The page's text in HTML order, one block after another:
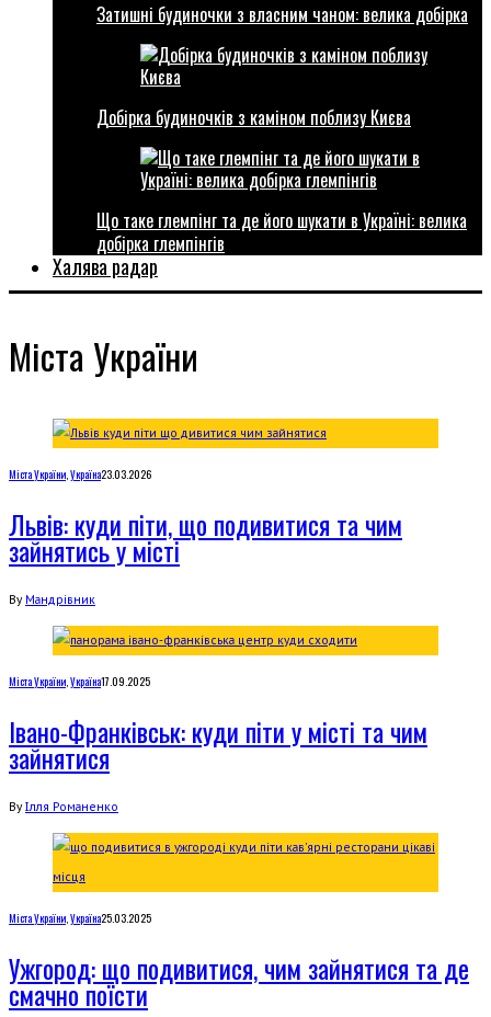
Затишні будиночки з власним чаном: велика добірка
Добірка будиночків з каміном поблизу Києва
Що таке глемпінг та де його шукати в Україні: велика
добірка глемпінгів
Халява радар
Міста України
Міста України,Україна23.03.2026
Львів: куди піти, що подивитися та чим
зайнятись у місті
By Мандрівник
Міста України Україна17.09.2025
Івано-Франківськ: куди піти у місті та чим
зайнятися
By Ілля Романенко
Міста України Україна25.03.2025
Ужгород: що подивитися, чим зайнятися та де
смачно поїсти